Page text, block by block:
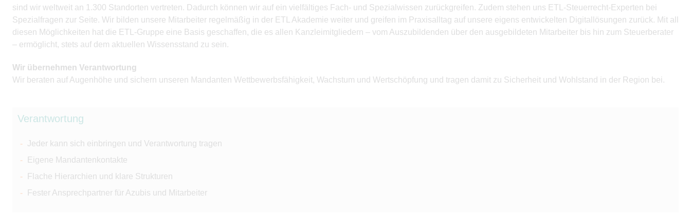
sind wir weltweit an 1.300 Standorten vertreten. Dadurch können wir auf ein vielfältiges Fach- und Spezialwissen zurückgreifen. Zudem stehen uns ETL-Steuerrecht-Experten bei
Spezialfragen zur Seite. Wir bilden unsere Mitarbeiter regelmäßig in der ETL Akademie weiter und greifen im Praxisalltag auf unsere eigens entwickelten Digitallösungen zurück. Mit all
diesen Möglichkeiten hat die ETL-Gruppe eine Basis geschaffen, die es allen Kanzleimitgliedern – vom Auszubildenden über den ausgebildeten Mitarbeiter bis hin zum Steuerberater
– ermöglicht, stets auf dem aktuellen Wissensstand zu sein.
Wir übernehmen Verantwortung
Wir beraten auf Augenhöhe und sichern unseren Mandanten Wettbewerbsfähigkeit, Wachstum und Wertschöpfung und tragen damit zu Sicherheit und Wohlstand in der Region bei.
Verantwortung
Jeder kann sich einbringen und Verantwortung tragen
Eigene Mandantenkontakte
Flache Hierarchien und klare Strukturen
Fester Ansprechpartner für Azubis und Mitarbeiter